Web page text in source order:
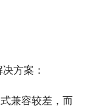
方案：
兼容较差，而